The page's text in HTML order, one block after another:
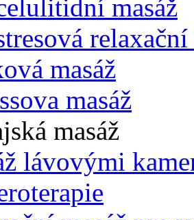
masáž
masáž
masáž
masáž
lávovými